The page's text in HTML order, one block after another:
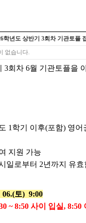
학년도 상반기 3회차 기관토플
없습니다.
3회차 6월 기관토플을
1학기 이후(포함) 영
지원 가능
일로부터 2년까지 유효
06.(토) 9:00
~ 8:50 사이 입실,